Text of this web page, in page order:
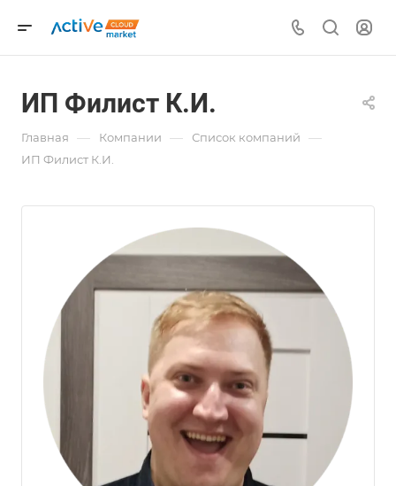
ИП Филист К.И.
Главная — Компании — Список компаний —
ИП Филист К.И.